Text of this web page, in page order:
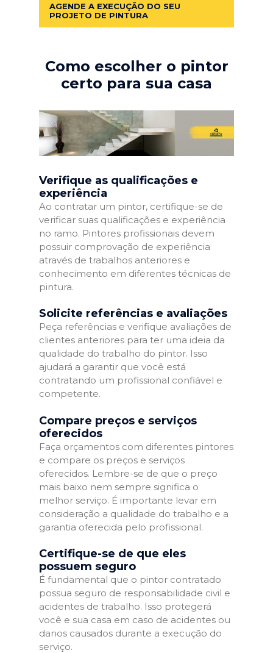
AGENDE A EXECUÇÃO DO SEU
PROJETO DE PINTURA
Como escolher o pintor
certo para sua casa
Verifique as qualificações e
experiência
Ao contratar um pintor, certifique-se de
verificar suas qualificações e experiência
no ramo. Pintores profissionais devem
possuir comprovação de experiência
através de trabalhos anteriores e
conhecimento em diferentes técnicas de
pintura.
Solicite referências e avaliações
Peça referências e verifique avaliações de
clientes anteriores para ter uma ideia da
qualidade do trabalho do pintor. Isso
ajudará a garantir que você está
contratando um profissional confiável e
competente.
Compare preços e serviços
oferecidos
Faça orçamentos com diferentes pintores
e compare os preços e serviços
oferecidos. Lembre-se de que o preço
mais baixo nem sempre significa o
melhor serviço. É importante levar em
consideração a qualidade do trabalho e a
garantia oferecida pelo profissional.
Certifique-se de que eles
possuem seguro
É fundamental que o pintor contratado
possua seguro de responsabilidade civil e
acidentes de trabalho. Isso protegerá
você e sua casa em caso de acidentes ou
danos causados durante a execução do
serviço.